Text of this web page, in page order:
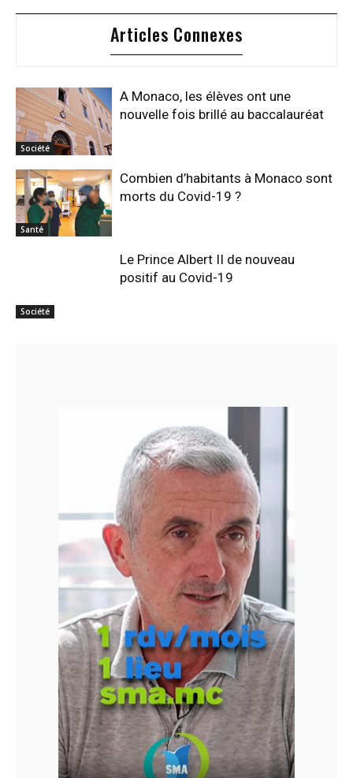
Articles Connexes
Société
A Monaco, les élèves ont une
nouvelle fois brillé au baccalauréat
Santé
Combien d’habitants à Monaco sont
morts du Covid-19 ?
Société
Le Prince Albert II de nouveau
positif au Covid-19